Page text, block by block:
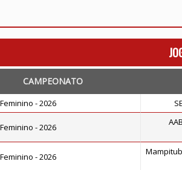
CAMPEONATO
- 2026
- 2026
- 2026